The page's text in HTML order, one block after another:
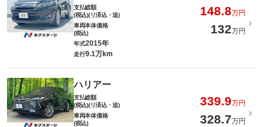
支払総額
(税込)(リ済込・追)
148.8万円
車両本体価格
(税込)
132万円
年式2015年
走行9.1万km
ハリアー
支払総額
(税込)(リ済込・追)
339.9万円
車両本体価格
(税込)
328.7万円